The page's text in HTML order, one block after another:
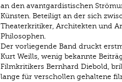
an den avantgardistischen
Künsten. Beteiligt an der sich
Theaterkritiker, Architekten und
Philosophen.
Der vorliegende Band druckt
Kurt Weills, wenig bekannte
Filmkritikers Bernhard Diebold,
lange für verschollen gehaltene